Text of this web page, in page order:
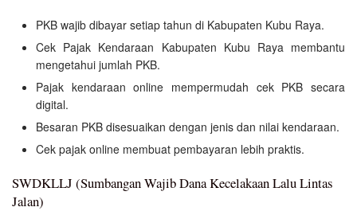
PKB wajib dibayar setiap tahun di Kabupaten Kubu Raya.
Cek Pajak Kendaraan Kabupaten Kubu Raya membantu
mengetahui jumlah PKB.
Pajak kendaraan online mempermudah cek PKB secara
digital.
Besaran PKB disesuaikan dengan jenis dan nilai kendaraan.
Cek pajak online membuat pembayaran lebih praktis.
SWDKLLJ (Sumbangan Wajib Dana Kecelakaan Lalu Lintas
Jalan)